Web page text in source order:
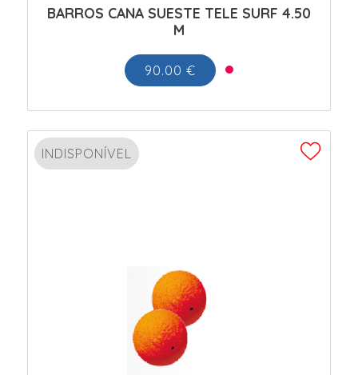
BARROS CANA SUESTE TELE SURF 4.50
M
90.00 €
INDISPONÍVEL